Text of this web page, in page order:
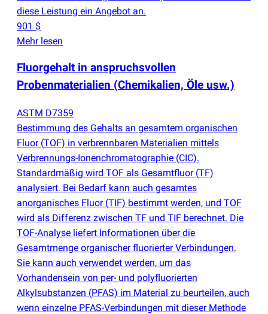
diese Leistung ein Angebot an.
901 $
Mehr lesen
Fluorgehalt in anspruchsvollen
Probenmaterialien (Chemikalien, Öle usw.)
ASTM D7359
Bestimmung des Gehalts an gesamtem organischen
Fluor (TOF) in verbrennbaren Materialien mittels
Verbrennungs-Ionenchromatographie (CIC).
Standardmäßig wird TOF als Gesamtfluor (TF)
analysiert. Bei Bedarf kann auch gesamtes
anorganisches Fluor (TIF) bestimmt werden, und TOF
wird als Differenz zwischen TF und TIF berechnet. Die
TOF-Analyse liefert Informationen über die
Gesamtmenge organischer fluorierter Verbindungen.
Sie kann auch verwendet werden, um das
Vorhandensein von per- und polyfluorierten
Alkylsubstanzen (PFAS) im Material zu beurteilen, auch
wenn einzelne PFAS-Verbindungen mit dieser Methode